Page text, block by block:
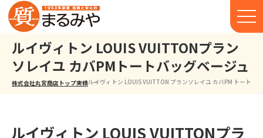
ルイヴィトン LOUIS VUITTONプラン
ソレイユ カバPMトートバッグベージュ
株式会社丸宮商店トップ⁩実績ルイヴィトン LOUIS VUITTON プランソレイユ カバPM トートバ
ルイヴィトン LOUIS VUITTONプラ